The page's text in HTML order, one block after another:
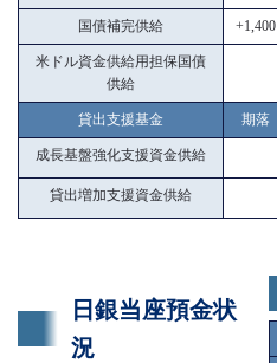
国債補完供給 +1,400
米ドル資金供給用担保国債
供給
貸出支援基金 期落
成長基盤強化支援資金供給
貸出増加支援資金供給
日銀当座預金状
況